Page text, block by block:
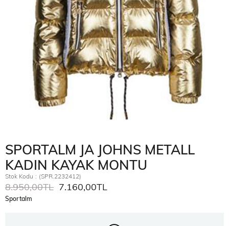
SPORTALM JA JOHNS METALL
KADIN KAYAK MONTU
Stok Kodu (SPR.2232412)
8.950,00TL 7.160,00TL
Sportalm